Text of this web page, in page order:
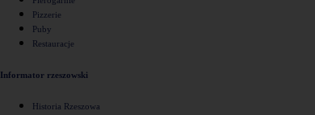
Pizzerie
Puby
Restauracje
Informator rzeszowski
Historia Rzeszowa